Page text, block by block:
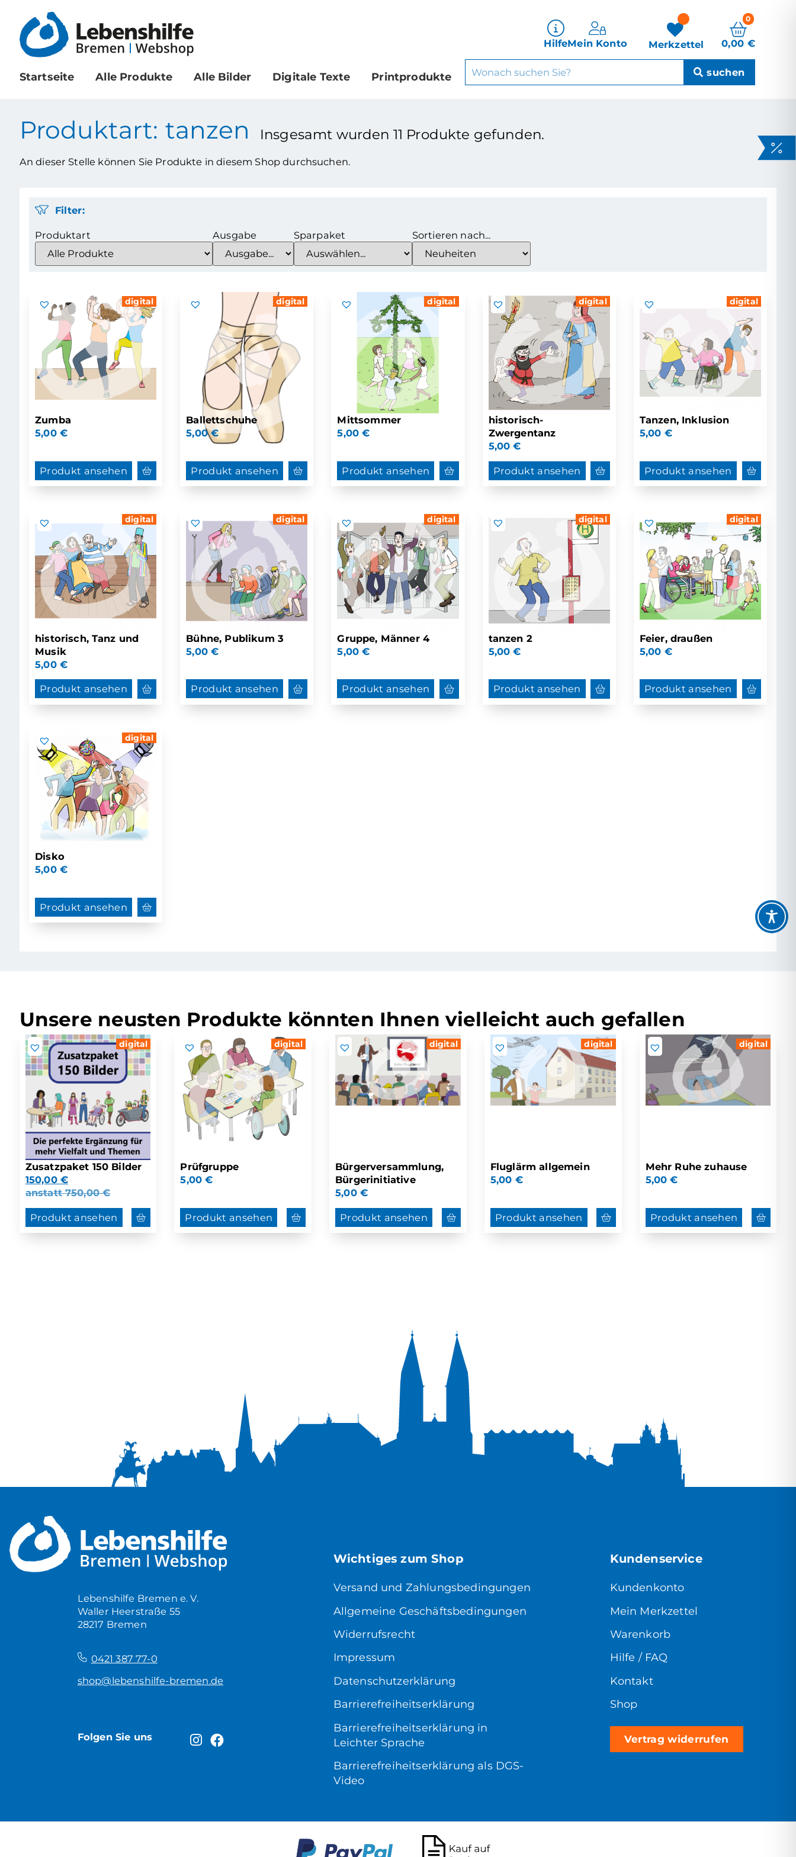
HilfeMein Konto Merkzettel 0,00 €
0
Startseite Alle Produkte Alle Bilder Digitale Texte Printprodukte
Produktart: tanzen Insgesamt wurden 11 Produkte gefunden.
An dieser Stelle können Sie Produkte in diesem Shop durchsuchen.
Filter:
Produktart Ausgabe Sparpaket Sortieren nach...
digital
Zumba
5,00 €
Produkt ansehen
digital
Ballettschuhe
5,00€
Produkt ansehen
digital
Mittsommer
5,00€
Produkt ansehen
digital
historisch-
Zwergentanz
5,00€
Produkt ansehen
digital
Tanzen, Inklusion
5,00 €
Produkt ansehen
digital
historisch, Tanz und
Musik
5,00 €
Produkt ansehen
digital
Bühne, Publikum 3
5,00€
Produkt ansehen
digital
Gruppe, Männer 4
5,00€
Produkt ansehen
digital
tanzen 2
5,00€
Produkt ansehen
digital
Feier, draußen
5,00 €
Produkt ansehen
digital
Disko
5,00 €
Produkt ansehen
Unsere neusten Produkte könnten Ihnen vielleicht auch gefallen
digital
Zusatzpaket 150 Bilder
150,00 €
anstatt750,00€
Produkt ansehen
digital
Prüfgruppe
5,00€
Produkt ansehen
digital
Bürgerversammlung,
Bürgerinitiative
5,00 €
Produkt ansehen
digital
Fluglärm allgemein
5,00 €
Produkt ansehen
digital
Mehr Ruhe zuhause
5,00€
Produkt ansehen
Lebenshilfe Bremen e. V.
Waller Heerstraße 55
28217 Bremen
0421 387 77-0
shop@lebenshilfe-bremen.de
Folgen Sie uns
Wichtiges zum Shop
Versand und Zahlungsbedingungen
Allgemeine Geschäftsbedingungen
Widerrufsrecht
Impressum
Datenschutzerklärung
Barrierefreiheitserklärung
Barrierefreiheitserklärung in
Leichter Sprache
Barrierefreiheitserklärung als DGS-
Video
Kundenservice
Kundenkonto
Mein Merkzettel
Warenkorb
Hilfe / FAQ
Kontakt
Shop
Vertrag widerrufen